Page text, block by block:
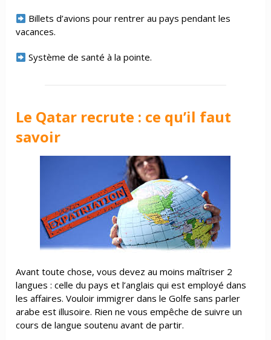
Billets d’avions pour rentrer au pays pendant les
vacances.
Système de santé à la pointe.
Le Qatar recrute : ce qu’il faut
savoir
Avant toute chose, vous devez au moins maîtriser 2
langues : celle du pays et l’anglais qui est employé dans
les affaires. Vouloir immigrer dans le Golfe sans parler
arabe est illusoire. Rien ne vous empêche de suivre un
cours de langue soutenu avant de partir.